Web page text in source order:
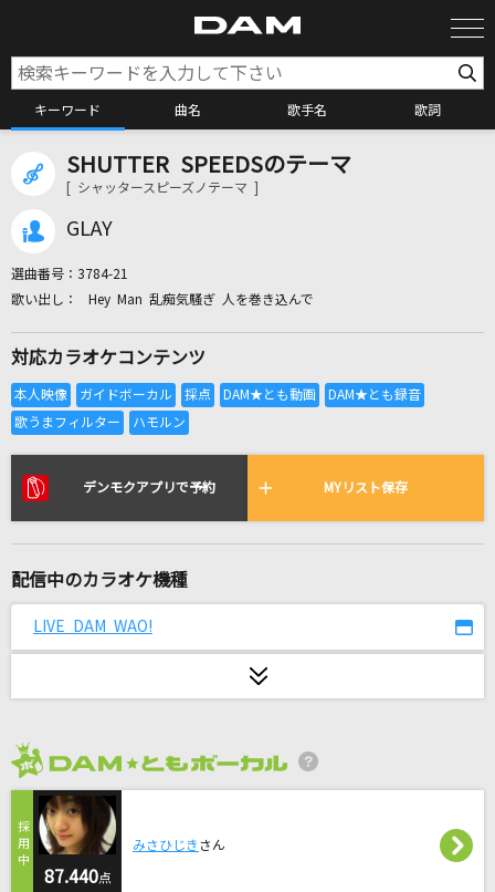
キーワード 曲名 歌手名 歌詞
カラオケ検索
全国りれき
リアルタイムで歌われている曲の一覧
カラフル
[生音]カルマ
BUMP OF CHICKEN
緑黄色社会
夢を信じて
[生音]115万キロのフィルム
Official髭男dism
SHUTTER SPEEDSのテーマ
[ シャッタースピーズノテーマ ]
GLAY
選曲番号： 3784-21
Hey Man 乱痴気騒ぎ 人を巻き込んで
対応カラオケコンテンツ
デンモクアプリで予約 MYリスト保存
配信中のカラオケ機種
LIVE DAM WAO!
87.440点
みさひじき さん